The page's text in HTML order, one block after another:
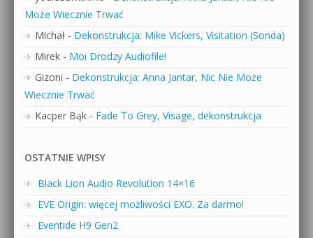
Może Wiecznie Trwać
Michał - Dekonstrukcja: Mike Vickers, Visitation (Sonda)
Mirek - Moi Drodzy Audiofile!
Gizoni - Dekonstrukcja: Anna Jantar, Nic Nie Może
Wiecznie Trwać
Kacper Bąk - Fade To Grey, Visage, dekonstrukcja
OSTATNIE WPISY
Black Lion Audio Revolution 14×16
EVE Origin: więcej możliwości EXO. Za darmo!
Eventide H9 Gen2